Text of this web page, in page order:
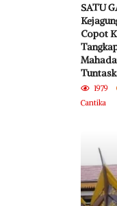
SATU
Copot
1979
Cantika